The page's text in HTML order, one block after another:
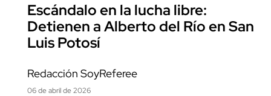
Escándalo en la lucha libre:
Detienen a Alberto del Río en San
Luis Potosí
Redacción SoyReferee
06 de abril de 2026